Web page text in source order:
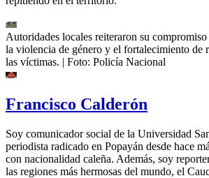
Autoridades locales reiteraron su
la violencia de género y el fortalecimiento de
las víctimas. | Foto: Policía Nacional
Francisco Calderón
Soy comunicador social de la Universidad
periodista radicado en Popayán desde hace
con nacionalidad caleña. Además, soy
las regiones más hermosas del mundo, el